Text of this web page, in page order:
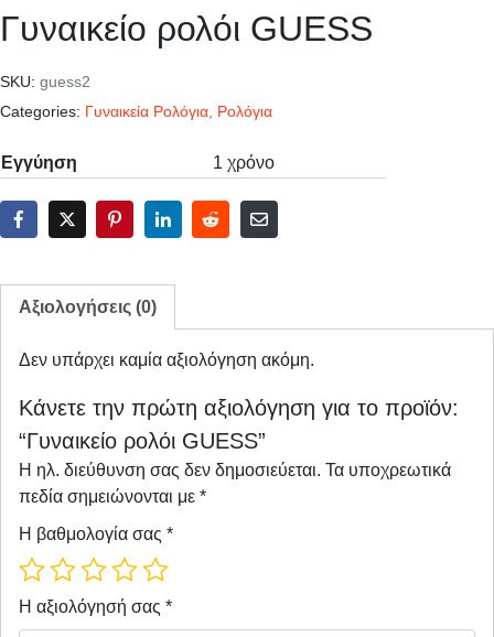
Γυναικείο ρολόι GUESS
SKU: guess2
Categories: Γυναικεία Ρολόγια, Ρολόγια
Εγγύηση 1 χρόνο
Αξιολογήσεις (0)
Δεν υπάρχει καμία αξιολόγηση ακόμη.
Κάνετε την πρώτη αξιολόγηση για το προϊόν:
“Γυναικείο ρολόι GUESS”
Η ηλ. διεύθυνση σας δεν δημοσιεύεται. Τα υποχρεωτικά
πεδία σημειώνονται με *
Η βαθμολογία σας *
Η αξιολόγησή σας *